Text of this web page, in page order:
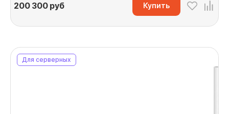
200 300руб Купить
Для серверных